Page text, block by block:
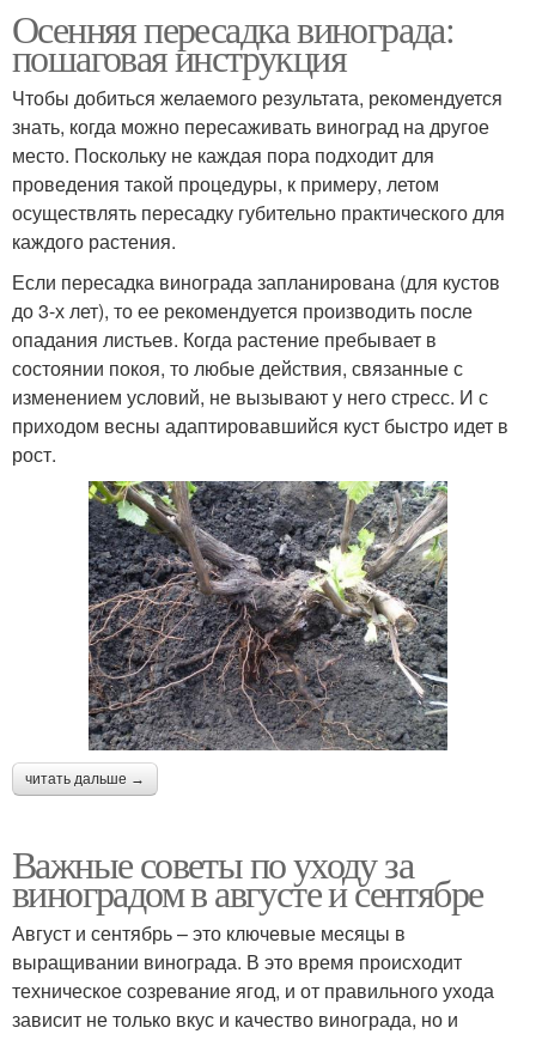
Осенняя пересадка винограда:
пошаговая инструкция
Чтобы добиться желаемого результата, рекомендуется
знать, когда можно пересаживать виноград на другое
место. Поскольку не каждая пора подходит для
проведения такой процедуры, к примеру, летом
осуществлять пересадку губительно практического для
каждого растения.
Если пересадка винограда запланирована (для кустов
до 3-х лет), то ее рекомендуется производить после
опадания листьев. Когда растение пребывает в
состоянии покоя, то любые действия, связанные с
изменением условий, не вызывают у него стресс. И с
приходом весны адаптировавшийся куст быстро идет в
рост.
читать дальше →
Важные советы по уходу за
виноградом в августе и сентябре
Август и сентябрь – это ключевые месяцы в
выращивании винограда. В это время происходит
техническое созревание ягод, и от правильного ухода
зависит не только вкус и качество винограда, но и